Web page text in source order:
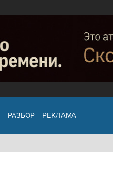
РАЗБОР РЕКЛАМА